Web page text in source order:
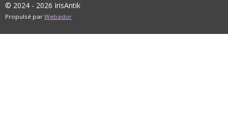
© 2024 - 2026 IrisAntik
Propulsé par Webador